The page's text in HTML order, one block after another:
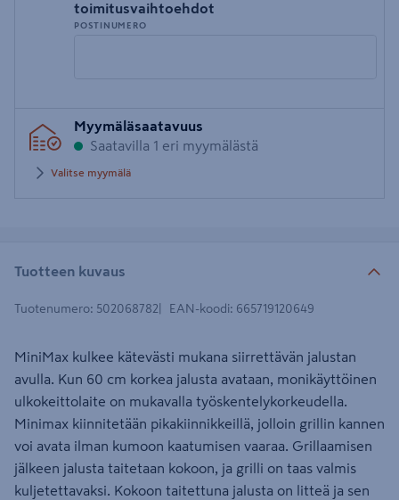
toimitusvaihtoehdot
POSTINUMERO
postinumero
Myymäläsaatavuus
Saatavilla 1 eri myymälästä
Valitse myymälä
Tuotteen kuvaus
Tuotenumero: 502068782 EAN-koodi: 665719120649
MiniMax kulkee kätevästi mukana siirrettävän jalustan
avulla. Kun 60 cm korkea jalusta avataan, monikäyttöinen
ulkokeittolaite on mukavalla työskentelykorkeudella.
Minimax kiinnitetään pikakiinnikkeillä, jolloin grillin kannen
voi avata ilman kumoon kaatumisen vaaraa. Grillaamisen
jälkeen jalusta taitetaan kokoon, ja grilli on taas valmis
kuljetettavaksi. Kokoon taitettuna jalusta on litteä ja sen